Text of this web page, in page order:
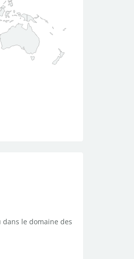
le domaine des